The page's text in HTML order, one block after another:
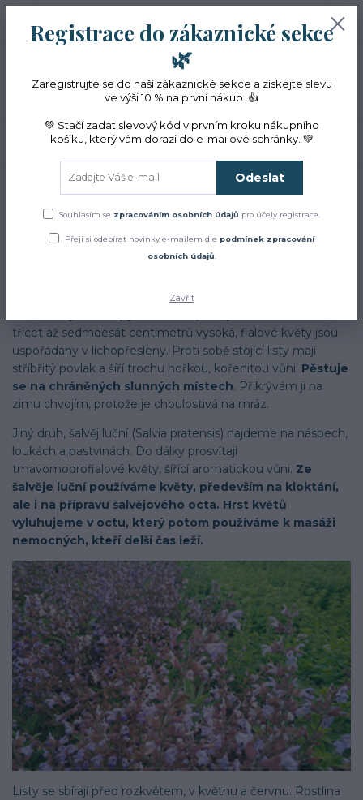
Menu
CZK
Hledat
(Po-Pá, 10-16 hod.)
0ks
0 Kč
Povídání o bylinkách ŠALVĚJ LÉKAŘSKÁ (Salvia officinalis L.)
08 2021 Povídání o bylinkách
ŠALVĚJ LÉKAŘSKÁ (Salvia
třicet až sedmdesát centimetrů vysoká, fialové květy jsou
uspořádány v lichopřesleny. Proti sobě stojící listy mají
stříbřitý povlak a šíří trochu hořkou, kořenitou vůni. Pěstuje
se na chráněných slunných místech. Přikrývám ji na
zimu chvojím, protože je choulostivá na mráz.
Jiný druh, šalvěj luční (Salvia pratensis) najdeme na náspech,
loukách a pastvinách. Do dálky prosvítají
tmavomodrofialové květy, šířící aromatickou vůni. Ze
šalvěje luční používáme květy, především na kloktání,
ale i na přípravu šalvějového octa. Hrst květů
vyluhujeme v octu, který potom používáme k masáži
nemocných, kteří delší čas leží.
Listy se sbírají před rozkvětem, v květnu a červnu. Rostlina
Registrace do zákaznické sekce
🌿
Zaregistrujte se do naší zákaznické sekce a získejte slevu
ve výši 10 % na první nákup. 👍
💚 Stačí zadat slevový kód v prvním kroku nákupního
košíku, který vám dorazí do e-mailové schránky. 💚
Odeslat
Souhlasím se zpracováním osobních údajů pro účely registrace.
Přeji si odebírat novinky e-mailem dle podmínek zpracování
osobních údajů
Zavřít